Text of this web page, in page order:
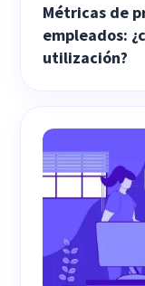
Métricas de
empleados:
utilización?